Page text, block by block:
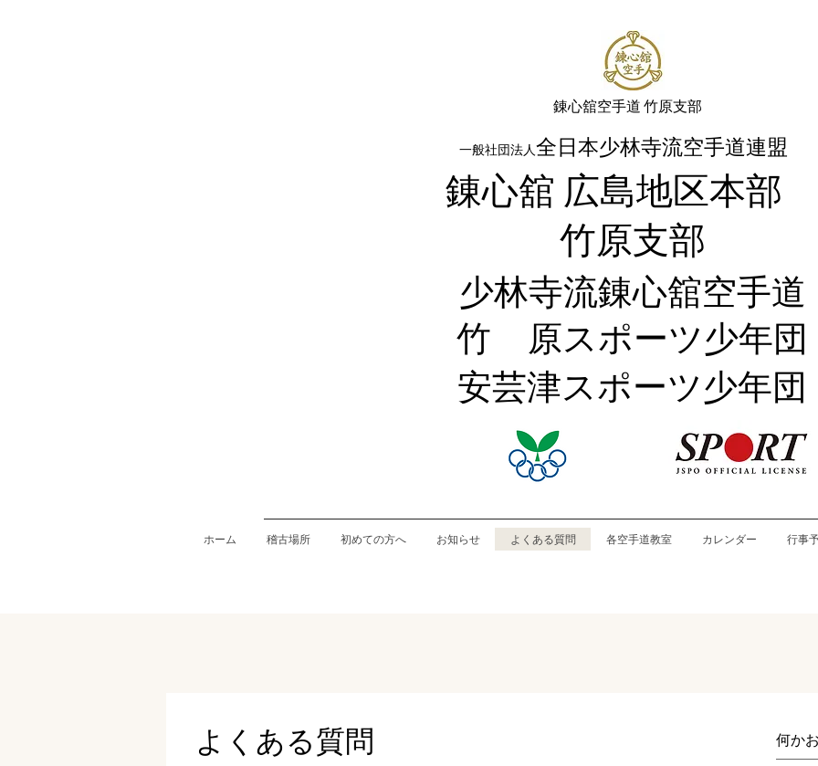
​錬心舘空手道 竹原支部
一般社団法人全日本少林寺流空手道連盟
錬心舘 広島地区本部
​竹原支部
少林寺流錬心舘空手道
竹 原スポーツ少年団
​安芸津スポーツ少年団
ホーム 稽古場所 初めての方へ お知らせ よくある質問 各空手道教室 カレンダー 行事
よくある質問